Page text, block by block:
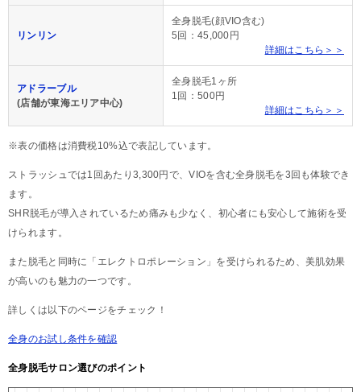
リンリン
全身脱毛(顔VIO含む)
5回：45,000円
詳細はこちら＞＞
アドラーブル
(店舗が東海エリア中心)
全身脱毛1ヶ所
1回：500円
詳細はこちら＞＞
※表の価格は消費税10%込で表記しています。
ストラッシュでは1回あたり3,300円で、VIOを含む全身脱毛を3回も体験でき
ます。
SHR脱毛が導入されているため痛みも少なく、初心者にも安心して施術を受
けられます。
また脱毛と同時に「エレクトロポレーション」を受けられるため、美肌効果
が高いのも魅力の一つです。
詳しくは以下のページをチェック！
全身のお試し条件を確認
全身脱毛サロン選びのポイント